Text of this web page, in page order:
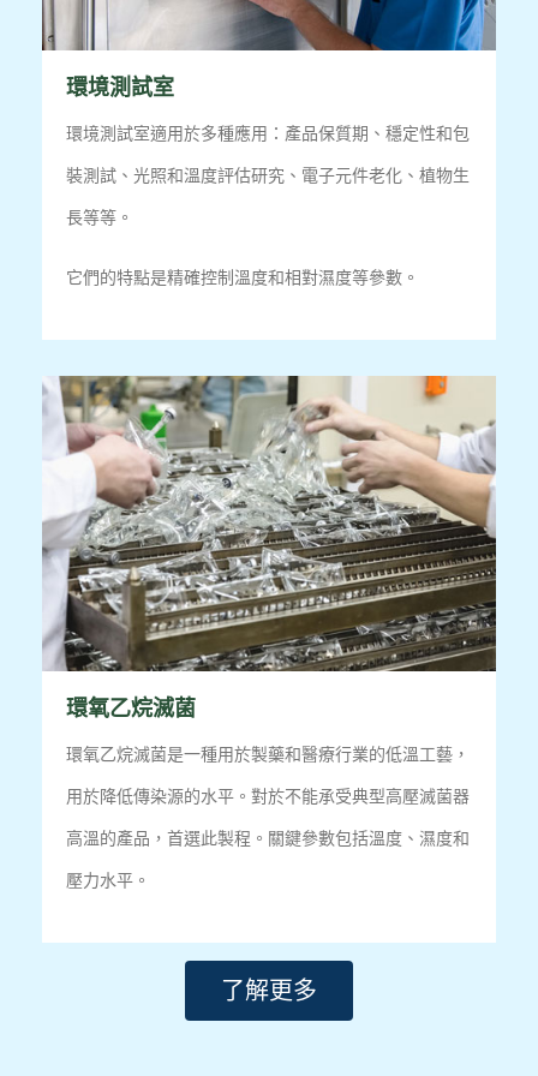
環境測試室
環境測試室適用於多種應用：產品保質期、穩定性和包
裝測試、光照和溫度評估研究、電子元件老化、植物生
長等等。
它們的特點是精確控制溫度和相對濕度等參數。
環氧乙烷滅菌
環氧乙烷滅菌是一種用於製藥和醫療行業的低溫工藝，
用於降低傳染源的水平。 對於不能承受典型高壓滅菌器
高溫的產品，首選此製程。 關鍵參數包括溫度、濕度和
壓力水平。
了解更多